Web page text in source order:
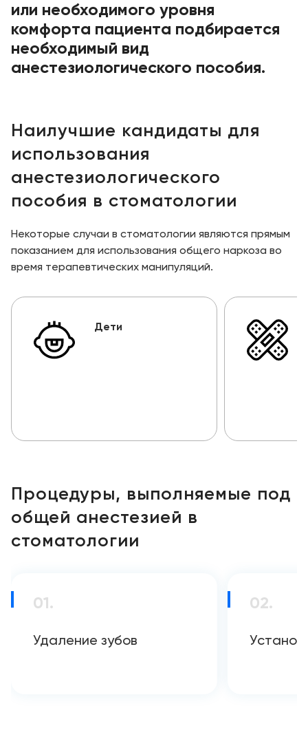
или необходимого уровня
комфорта пациента подбирается
необходимый вид
анестезиологического пособия.
Наилучшие кандидаты для
использования
анестезиологического
пособия в стоматологии
Некоторые случаи в стоматологии являются прямым
показанием для использования общего наркоза во
время терапевтических манипуляций.
Дети
Процедуры, выполняемые под
общей анестезией в
стоматологии
01.
Удаление зубов
02.